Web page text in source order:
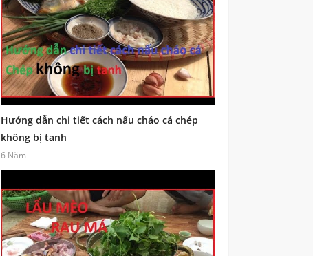
Hướng dẫn chi tiết cách nấu cháo cá chép
không bị tanh
6 Năm